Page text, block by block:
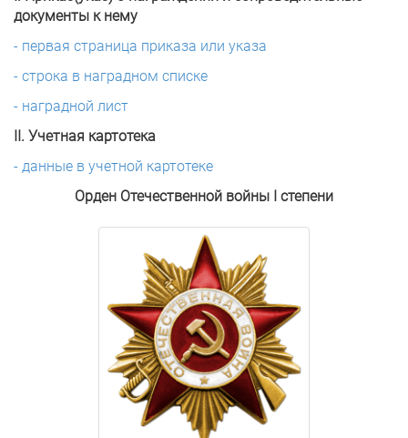
документы к нему
- первая страница приказа или указа
- строка в наградном списке
- наградной лист
II. Учетная картотека
- данные в учетной картотеке
Орден Отечественной войны I степени